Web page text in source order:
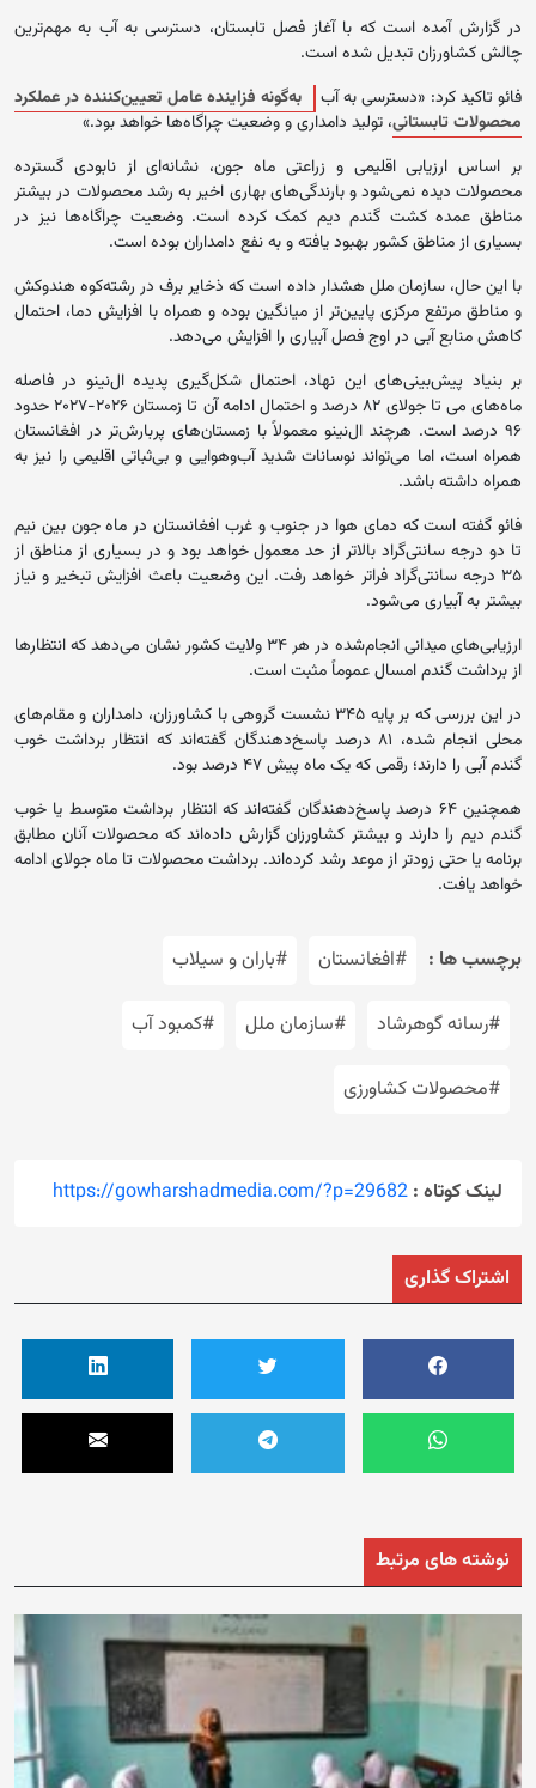
در گزارش آمده است که با آغاز فصل تابستان، دسترسی به آب به مهم‌ترین
چالش کشاورزان تبدیل شده است.
فائو تاکید کرد: «دسترسی به آب
به‌گونه فزاینده عامل تعیین‌کننده در عملکرد
محصولات تابستانی، تولید دامداری و وضعیت چراگاه‌ها خواهد بود.»
بر اساس ارزیابی اقلیمی و زراعتی ماه جون، نشانه‌ای از نابودی گسترده
محصولات دیده نمی‌شود و بارندگی‌های بهاری اخیر به رشد محصولات در بیشتر
مناطق عمده کشت گندم دیم کمک کرده است. وضعیت چراگاه‌ها نیز در
بسیاری از مناطق کشور بهبود یافته و به نفع دامداران بوده است.
با این حال، سازمان ملل هشدار داده است که ذخایر برف در رشته‌کوه هندوکش
و مناطق مرتفع مرکزی پایین‌تر از میانگین بوده و همراه با افزایش دما، احتمال
کاهش منابع آبی در اوج فصل آبیاری را افزایش می‌دهد.
بر بنیاد پیش‌بینی‌های این نهاد، احتمال شکل‌گیری پدیده ال‌نینو در فاصله
ماه‌های می تا جولای ۸۲ درصد و احتمال ادامه آن تا زمستان ۲۰۲۶-۲۰۲۷ حدود
۹۶ درصد است. هرچند ال‌نینو معمولاً با زمستان‌های پربارش‌تر در افغانستان
همراه است، اما می‌تواند نوسانات شدید آب‌وهوایی و بی‌ثباتی اقلیمی را نیز به
همراه داشته باشد.
فائو گفته است که دمای هوا در جنوب و غرب افغانستان در ماه جون بین نیم
تا دو درجه سانتی‌گراد بالاتر از حد معمول خواهد بود و در بسیاری از مناطق از
۳۵ درجه سانتی‌گراد فراتر خواهد رفت. این وضعیت باعث افزایش تبخیر و نیاز
بیشتر به آبیاری می‌شود.
ارزیابی‌های میدانی انجام‌شده در هر ۳۴ ولایت کشور نشان می‌دهد که انتظارها
از برداشت گندم امسال عموماً مثبت است.
در این بررسی که بر پایه ۳۴۵ نشست گروهی با کشاورزان، دامداران و مقام‌های
محلی انجام شده، ۸۱ درصد پاسخ‌دهندگان گفته‌اند که انتظار برداشت خوب
گندم آبی را دارند؛ رقمی که یک ماه پیش ۴۷ درصد بود.
همچنین ۶۴ درصد پاسخ‌دهندگان گفته‌اند که انتظار برداشت متوسط یا خوب
گندم دیم را دارند و بیشتر کشاورزان گزارش داده‌اند که محصولات آنان مطابق
برنامه یا حتی زودتر از موعد رشد کرده‌اند. برداشت محصولات تا ماه جولای ادامه
خواهد یافت.
برچسب ها : #افغانستان #باران و سیلاب
#رسانه گوهرشاد #سازمان ملل #کمبود آب
#محصولات کشاورزی
لینک کوتاه : https://gowharshadmedia.com/?p=29682
اشتراک گذاری
نوشته های مرتبط